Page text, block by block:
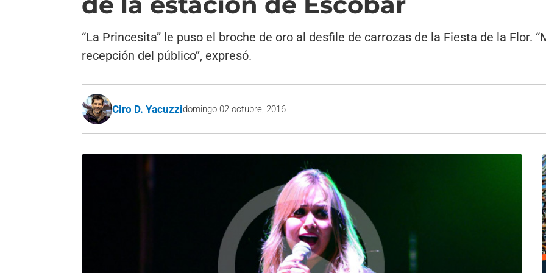
“La Princesita” le puso el broche de oro al desfile de carrozas de la Fiesta de la Flor.
recepción del público”, expresó.
Ciro D. Yacuzzidomingo 02 octubre, 2016